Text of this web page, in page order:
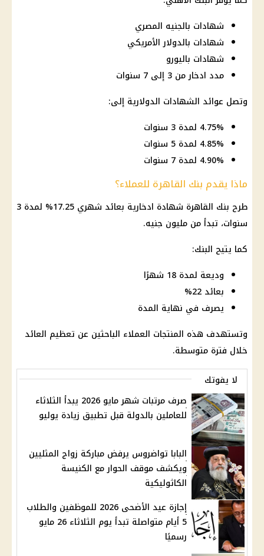
شهادات بالجنيه المصري
شهادات بالدولار الأمريكي
شهادات باليورو
مدد ادخار من 3 إلى 7 سنوات
وتصل عوائد الشهادات الدولارية إلى:
4.75% لمدة 3 سنوات
4.85% لمدة 5 سنوات
4.90% لمدة 7 سنوات
ماذا يقدم بنك القاهرة للعملاء؟
طرح بنك القاهرة
شهادة ادخارية بعائد شهري 17.25% لمدة 3
سنوات، تبدأ من مليون جنيه.
كما يتيح البنك:
وديعة لمدة 18 شهرًا
بعائد 22%
يصرف في نهاية المدة
وتستهدف هذه المنتجات العملاء الباحثين عن تعظيم العائد
خلال فترة متوسطة.
لا يفوتك
صرف مرتبات شهر مايو 2026 يبدأ الثلاثاء
للعاملين بالدولة قبل تطبيق زيادة يوليو
البابا تواضروس يرفض مباركة زواج المثليين
ويكشف موقف الحوار مع الكنيسة
الكاثوليكية
إجازة عيد الأضحى 2026 للموظفين والطلاب
5 أيام متواصلة تبدأ يوم الثلاثاء 26 مايو
رسميًا